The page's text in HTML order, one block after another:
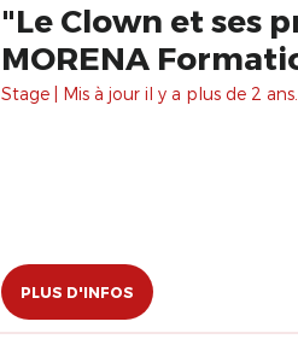
"Le Clown et ses
MORENA
Stage | Mis à jour il y a plus de 2 ans.
PLUS D'INFOS